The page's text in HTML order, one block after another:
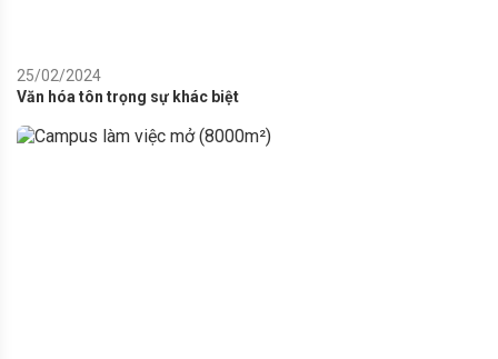
25/02/2024
Văn hóa tôn trọng sự khác biệt